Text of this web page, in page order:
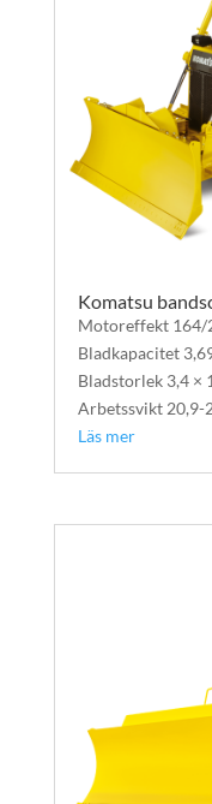
Komatsu
Motoreffekt 164/
Bladkapacitet
Bladstorlek 3,4 ×
Arbetssvikt 20,9-
Läs mer